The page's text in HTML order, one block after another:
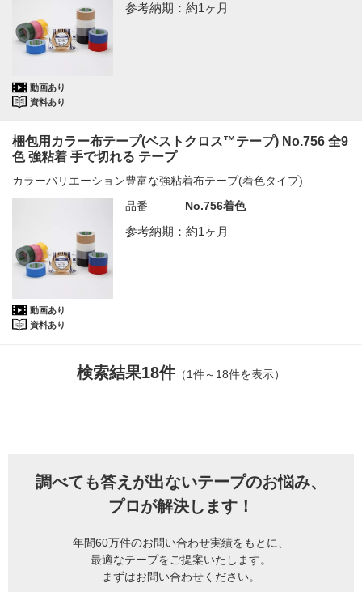
動画あり
資料あり
参考納期：約1ヶ月
梱包用カラー布テープ(ベストクロス™テープ) No.756 全9
色 強粘着 手で切れる テープ
カラーバリエーション豊富な強粘着布テープ(着色タイプ)
動画あり
資料あり
品番 No.756着色
参考納期：約1ヶ月
検索結果18件（1件～18件を表示）
調べても答えが出ないテープのお悩み、
プロが解決します！
年間60万件のお問い合わせ実績をもとに、
最適なテープをご提案いたします。
まずはお問い合わせください。